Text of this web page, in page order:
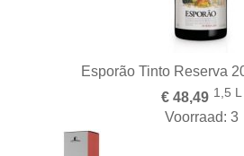
Esporão Tinto Reserva
€ 48,49 1,5 L
Voorraad: 3